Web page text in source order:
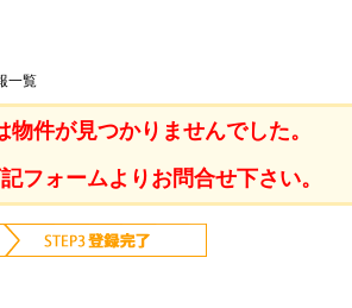
一覧
件が見つかりませんでした。
フォームよりお問合せ下さい。